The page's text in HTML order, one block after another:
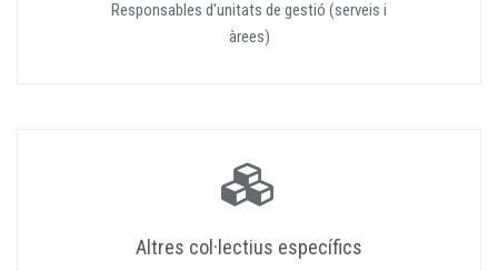
Responsables d'unitats de gestió (serveis i
àrees)
Altres col·lectius específics